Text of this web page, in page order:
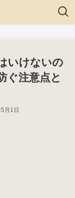
いけないの
ぐ注意点と
月1日